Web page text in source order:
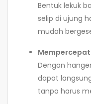
Bentuk lekuk
selip di ujung
mudah
Dengan
dapat
tanpa harus